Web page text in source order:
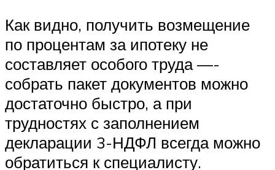
Как видно, получить возмещение
по процентам за ипотеку не
составляет особого труда —-
собрать пакет документов можно
достаточно быстро, а при
трудностях с заполнением
декларации 3-НДФЛ всегда можно
обратиться к специалисту.